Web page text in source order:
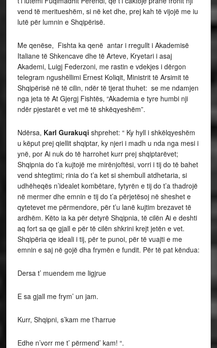
vend të meritueshëm, si në ket dhe, prej kah të vijojë me iu
lutë për lumnin e Shqipërisë.
Me qenëse, Fishta ka qenë antar i rregullt i Akademisë
Italiane të Shkencave dhe të Arteve, Kryetari i asaj
Akademi, Luigj Federzoni, me rastin e vdekjes i dërgon
telegram ngushëllimi Ernest Koliqit, Ministrit të Arsimit të
Shqipërisë në të cilin, ndër të tjerat thuhet: se me ndamjen
nga jeta të At Gjergj Fishtës, “Akademia e tyre humbi nji
ndër pjestarët e vet më të shkëqyeshëm”.
Ndërsa, Karl Gurakuqi shprehet: “ Ky hyll i shkëlqyeshëm
u këput prej qiellit shqiptar, ky njeri i madh u nda nga mesi i
ynë, por Ai nuk do të harrohet kurr prej shqiptarëvet;
Shqipnia do t’a kujtojë me mirënjoftësi, vorri i tij do të bahet
vend shtegtimi; rinia do t’a ket si shembull atdhetaria, si
udhëheqës n’idealet kombëtare, fytyrën e tij do t’a thadrojë
në mermer dhe emnin e tij do t’a përjetësoj në sheshet e
qytetevet me përmendore, për t’u lanë kujtim brezavet të
ardhëm. Këto ia ka për detyrë Shqipnia, të cilën Ai e deshti
aq fort sa qe gjall e për të cilën shkrini krejt jetën e vet.
Shqipëria qe ideali i tij, për te punoi, për të vuajti e me
emnin e saj në gojë dha frymën e fundit. Për të pat këndua:
Dersa t’ muendem me ligjrue
E sa gjall me frym’ un jam.
Kurr, Shqipni, s’kam me t’harrue
Edhe n’vorr me t’ përmend’ kam! “.